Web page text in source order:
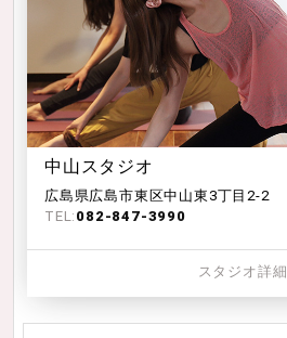
中山スタジオ
広島県広島市東区中山東3丁目2-2
TEL: 082-847-3990
スタジオ詳細